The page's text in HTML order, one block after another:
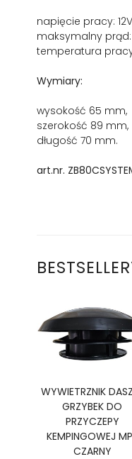
napięcie pracy:
maksymalny prąd:
temperatura
Wymiary:
wysokość 65 mm,
szerokość 89 mm,
długość 70 mm.
art.nr.
WYWIETRZNIK
GRZYBEK DO
PRZYCZEPY
KEMPINGOWEJ
CZARNY